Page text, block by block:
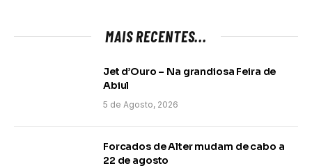
MAIS RECENTES...
Jet d’Ouro – Na grandiosa Feira de
Abiul
5 de Agosto, 2026
Forcados de Alter mudam de cabo a
22 de agosto